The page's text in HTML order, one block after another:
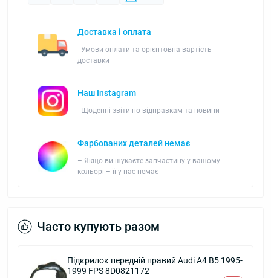
Доставка і оплата
- Умови оплати та орієнтовна вартість
доставки
Наш Instagram
- Щоденні звіти по відправкам та новини
Фарбованих деталей немає
– Якщо ви шукаєте запчастину у вашому
кольорі – її у нас немає
Часто купують разом
Підкрилок передній правий Audi A4 B5 1995-
1999 FPS 8D0821172